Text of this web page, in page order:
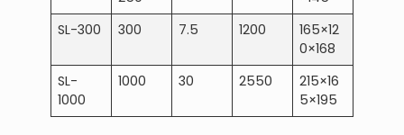
SL-300
300 7.5 1200
165×12
0×168
SL-
1000
1000 30 2550
215×16
5×195